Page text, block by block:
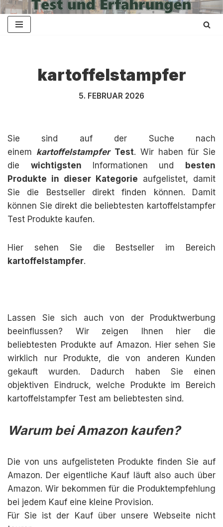
Zum
kartoffelstampfer
5. FEBRUAR 2026
Sie sind auf der Suche nach
einem kartoffelstampfer Test. Wir haben für Sie
die wichtigsten Informationen und
besten
Produkte in dieser Kategorie aufgelistet, damit
Sie die Bestseller direkt finden können. Damit
können Sie direkt die beliebtesten kartoffelstampfer
Test Produkte kaufen.
Hier sehen Sie die Bestseller im Bereich
kartoffelstampfer.
Lassen Sie sich auch von der Produktwerbung
beeinflussen? Wir zeigen Ihnen hier die
beliebtesten Produkte auf Amazon. Hier sehen Sie
wirklich nur Produkte, die von anderen Kunden
gekauft wurden. Dadurch haben Sie einen
objektiven Eindruck, welche Produkte im Bereich
kartoffelstampfer Test am beliebtesten sind.
Warum bei Amazon kaufen?
Die von uns aufgelisteten Produkte finden Sie auf
Amazon. Der eigentliche Kauf läuft also auch über
Amazon. Wir bekommen für die Produktempfehlung
bei jedem Kauf eine kleine Provision.
Für Sie ist der Kauf über unsere Webseite nicht